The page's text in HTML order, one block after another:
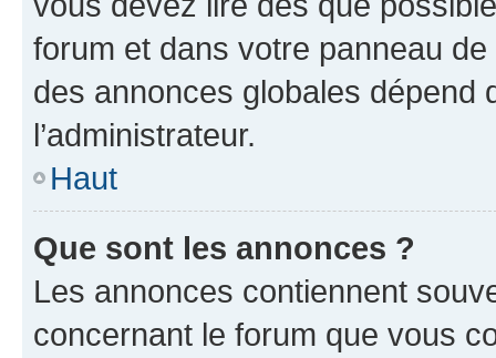
forum et dans votre panneau
des annonces globales dépend
l’administrateur.
Haut
Que sont les annonces ?
Les annonces contiennent
concernant le forum que vous